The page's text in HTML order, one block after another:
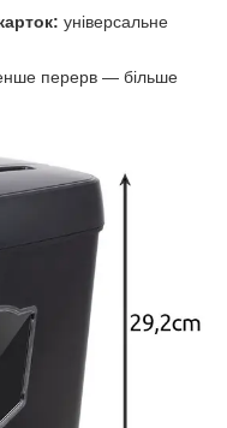
універсальне
перерв — більше